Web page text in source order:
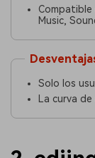
Compatible
Music,
Solo los
La curva